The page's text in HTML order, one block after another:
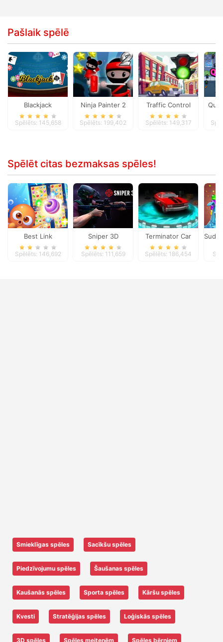
Pašlaik spēlē
Blackjack
Spēlēts: 145,658
Ninja Painter 2
Spēlēts: 199,402
Traffic Control
Spēlēts: 149,317
Spēlēt citas bezmaksas spēles!
Best Link
Spēlēts: 146,692
Sniper 3D
Spēlēts: 111,659
Terminator Car
Spēlēts: 186,454
Smieklīgas spēles Sacīkšu spēles
Piedzīvojumu spēles Šaušanas spēles
Kaušanās spēles Sporta spēles Kāršu spēles
Kvesti Stratēģijas spēles Loģiskās spēles
3D spēles Spēles meitenēm Spēles bērniem